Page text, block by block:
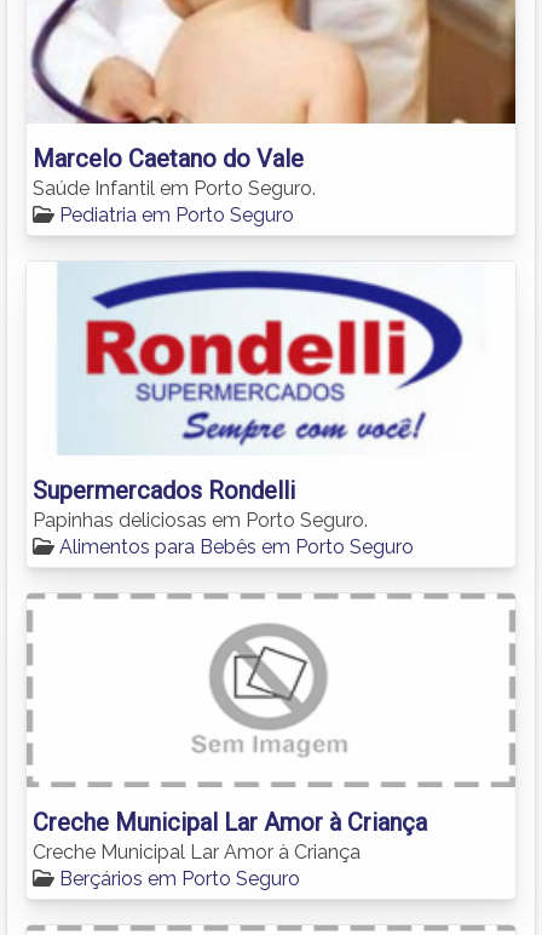
Marcelo Caetano do Vale
Saúde Infantil em Porto Seguro.
Pediatria em Porto Seguro
Supermercados Rondelli
Papinhas deliciosas em Porto Seguro.
Alimentos para Bebês em Porto Seguro
Creche Municipal Lar Amor à Criança
Creche Municipal Lar Amor à Criança
Berçários em Porto Seguro